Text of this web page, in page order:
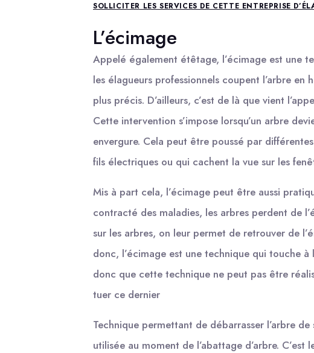
SOLLICITER LES SERVICES DE CETTE ENTREPRISE
L’écimage
Appelé également étêtage, l’écimage est une
les élagueurs professionnels coupent l’arbre
plus précis. D’ailleurs, c’est de là que vient
Cette intervention s’impose lorsqu’un arbre
envergure. Cela peut être poussé par
fils électriques ou qui cachent la vue sur les
Mis à part cela, l’écimage peut être aussi
contracté des maladies, les arbres perdent de
sur les arbres, on leur permet de retrouver de
donc, l’écimage est une technique qui touche à
donc que cette technique ne peut pas être
tuer ce dernier
Technique permettant de débarrasser l’arbre
utilisée au moment de l’abattage d’arbre.